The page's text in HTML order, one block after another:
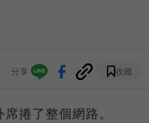
分享 收藏
捲了整個網路。